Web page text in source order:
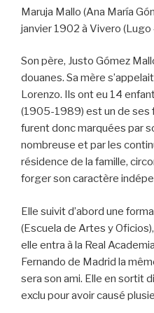
Maruja Mallo (Ana María
janvier 1902 à Vivero (Lugo
Son père, Justo Gómez
douanes. Sa mère
Lorenzo. Ils ont eu 14
(1905-1989) est un de ses
furent donc marquées par
nombreuse et par les
résidence de la famille,
forger son caractère
Elle suivit d’abord une
(Escuela de Artes y
elle entra à la Real
Fernando de Madrid la
sera son ami. Elle en sortit
exclu pour avoir causé